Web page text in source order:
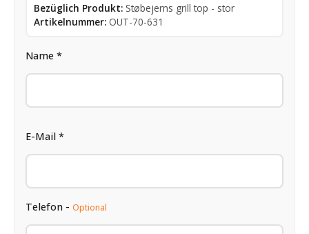
Bezüglich Produkt: Støbejerns grill top - stor
Artikelnummer: OUT-70-631
Name *
E-Mail *
Telefon - Optional